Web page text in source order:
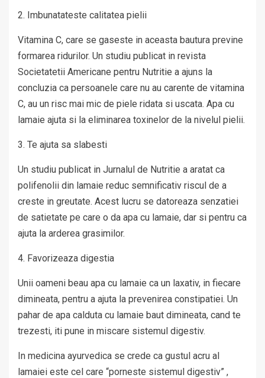
2. Imbunatateste calitatea pielii
Vitamina C, care se gaseste in aceasta bautura previne
formarea ridurilor. Un studiu publicat in revista
Societatetii Americane pentru Nutritie a ajuns la
concluzia ca persoanele care nu au carente de vitamina
C, au un risc mai mic de piele ridata si uscata. Apa cu
lamaie ajuta si la eliminarea toxinelor de la nivelul pielii.
3. Te ajuta sa slabesti
Un studiu publicat in Jurnalul de Nutritie a aratat ca
polifenolii din lamaie reduc semnificativ riscul de a
creste in greutate. Acest lucru se datoreaza senzatiei
de satietate pe care o da apa cu lamaie, dar si pentru ca
ajuta la arderea grasimilor.
4. Favorizeaza digestia
Unii oameni beau apa cu lamaie ca un laxativ, in fiecare
dimineata, pentru a ajuta la prevenirea constipatiei. Un
pahar de apa calduta cu lamaie baut dimineata, cand te
trezesti, iti pune in miscare sistemul digestiv.
In medicina ayurvedica se crede ca gustul acru al
lamaiei este cel care “porneste sistemul digestiv” ,